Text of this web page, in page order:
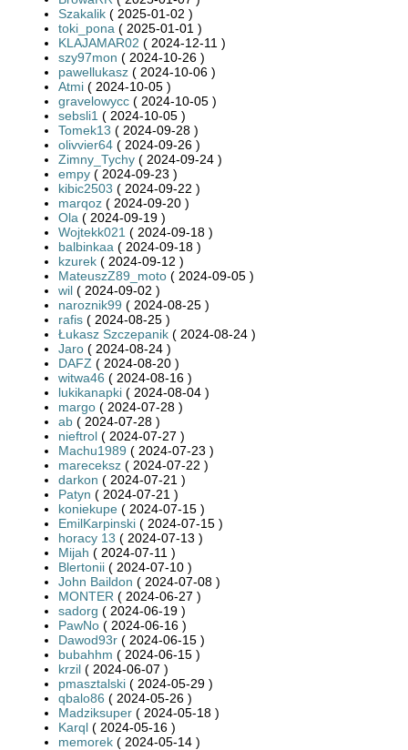
Szakalik ( 2025-01-02 )
toki_pona ( 2025-01-01 )
KLAJAMAR02 ( 2024-12-11 )
szy97mon ( 2024-10-26 )
pawellukasz ( 2024-10-06 )
Atmi ( 2024-10-05 )
gravelowycc ( 2024-10-05 )
sebsli1 ( 2024-10-05 )
Tomek13 ( 2024-09-28 )
olivvier64 ( 2024-09-26 )
Zimny_Tychy ( 2024-09-24 )
empy ( 2024-09-23 )
kibic2503 ( 2024-09-22 )
marqoz ( 2024-09-20 )
Ola ( 2024-09-19 )
Wojtekk021 ( 2024-09-18 )
balbinkaa ( 2024-09-18 )
kzurek ( 2024-09-12 )
MateuszZ89_moto ( 2024-09-05 )
wil ( 2024-09-02 )
naroznik99 ( 2024-08-25 )
rafis ( 2024-08-25 )
Łukasz Szczepanik ( 2024-08-24 )
Jaro ( 2024-08-24 )
DAFZ ( 2024-08-20 )
witwa46 ( 2024-08-16 )
lukikanapki ( 2024-08-04 )
margo ( 2024-07-28 )
ab ( 2024-07-28 )
nieftrol ( 2024-07-27 )
Machu1989 ( 2024-07-23 )
mareceksz ( 2024-07-22 )
darkon ( 2024-07-21 )
Patyn ( 2024-07-21 )
koniekupe ( 2024-07-15 )
EmilKarpinski ( 2024-07-15 )
horacy 13 ( 2024-07-13 )
Mijah ( 2024-07-11 )
Blertonii ( 2024-07-10 )
John Baildon ( 2024-07-08 )
MONTER ( 2024-06-27 )
sadorg ( 2024-06-19 )
PawNo ( 2024-06-16 )
Dawod93r ( 2024-06-15 )
bubahhm ( 2024-06-15 )
krzil ( 2024-06-07 )
pmasztalski ( 2024-05-29 )
qbalo86 ( 2024-05-26 )
Madziksuper ( 2024-05-18 )
Karql ( 2024-05-16 )
memorek ( 2024-05-14 )